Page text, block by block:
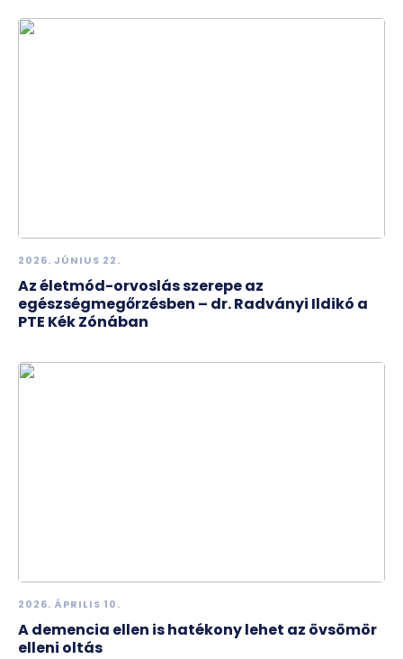
2026. JÚNIUS 22.
Az életmód-orvoslás szerepe az
egészségmegőrzésben – dr. Radványi Ildikó a
PTE Kék Zónában
2026. ÁPRILIS 10.
A demencia ellen is hatékony lehet az övsömör
elleni oltás